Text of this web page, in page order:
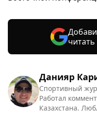
Данияр
Спортивный
Работал
Казахстана.